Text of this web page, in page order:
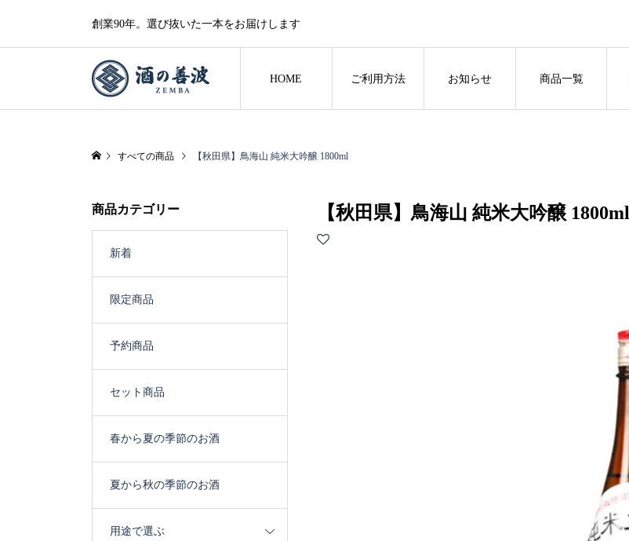
創業90年。選び抜いた一本をお届けします
HOME ご利用方法 お知らせ 商品一覧
すべての商品 【秋田県】鳥海山 純米大吟醸 1800ml
【秋田県】鳥海山 純米大吟醸 1800ml
商品カテゴリー
新着
限定商品
予約商品
セット商品
春から夏の季節のお酒
夏から秋の季節のお酒
用途で選ぶ